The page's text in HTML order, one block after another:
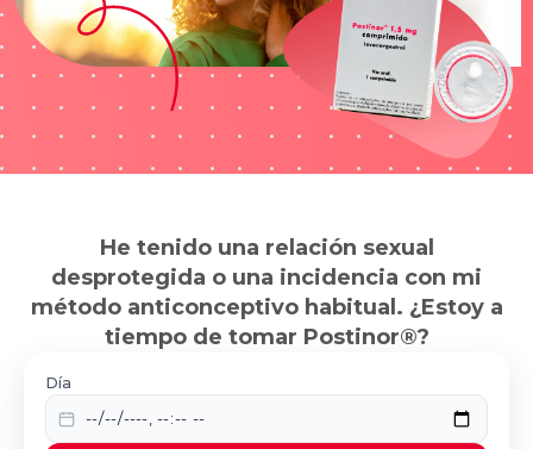
He tenido una relación sexual
desprotegida o una incidencia con mi
método anticonceptivo habitual. ¿Estoy a
tiempo de tomar Postinor®?
Día